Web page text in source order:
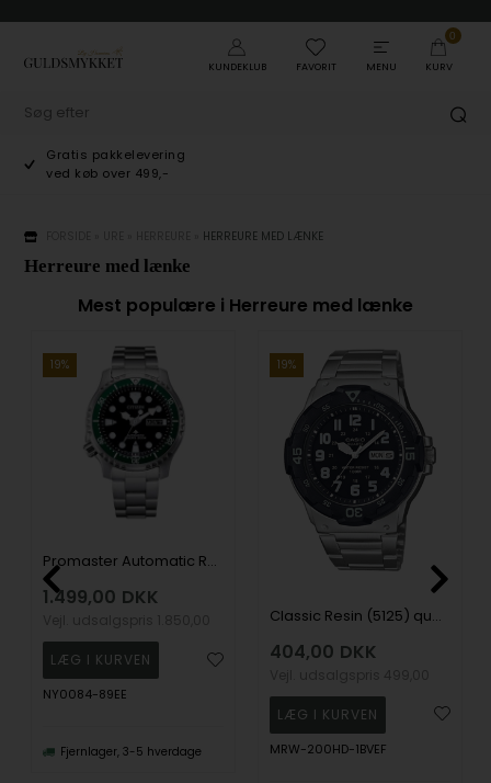
KUNDEKLUB FAVORIT MENU
0
KURV
Gratis pakkelevering
ved køb over 499,-
HERREURE MED LÆNKE
Herreure med lænke
Mest populære i Herreure med lænke
19%
Promaster Automatic Rustfri stål Automatic Herre ur fra Citizen, NY0084-89EE
1.499,00 DKK
NY0084-89EE
Fjernlager, 3-5 hverdage
19%
Classic Resin (5125) quartz Herre ur fra Casio, MRW-200HD-1BVEF
404,00 DKK
MRW-200HD-1BVEF